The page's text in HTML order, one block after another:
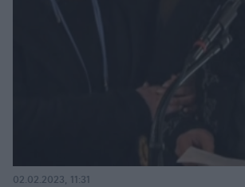
02.02.2023, 11:31